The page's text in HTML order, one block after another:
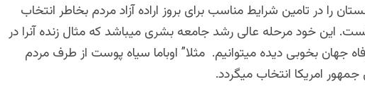
را در تامین شرایط مناسب برای بروز اراده آزاد مردم بخاطر انتخاب
این خود مرحله عالی رشد جامعه بشری میباشد که مثال زنده آنرا در
جهان بخوبی دیده میتوانیم. مثلا” اوباما سیاه پوست از طرف مردم
امریکا انتخاب میگردد.